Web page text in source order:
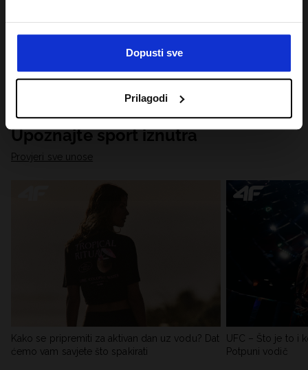
Dopusti sve
Prilagodi
Upoznajte sport iznutra
Provjeri sve unose
Kako se pripremiti za aktivan dan uz vodu? Dat
ćemo vam savjete što spakirati
UFC – Što je to i
Potpuni vodič